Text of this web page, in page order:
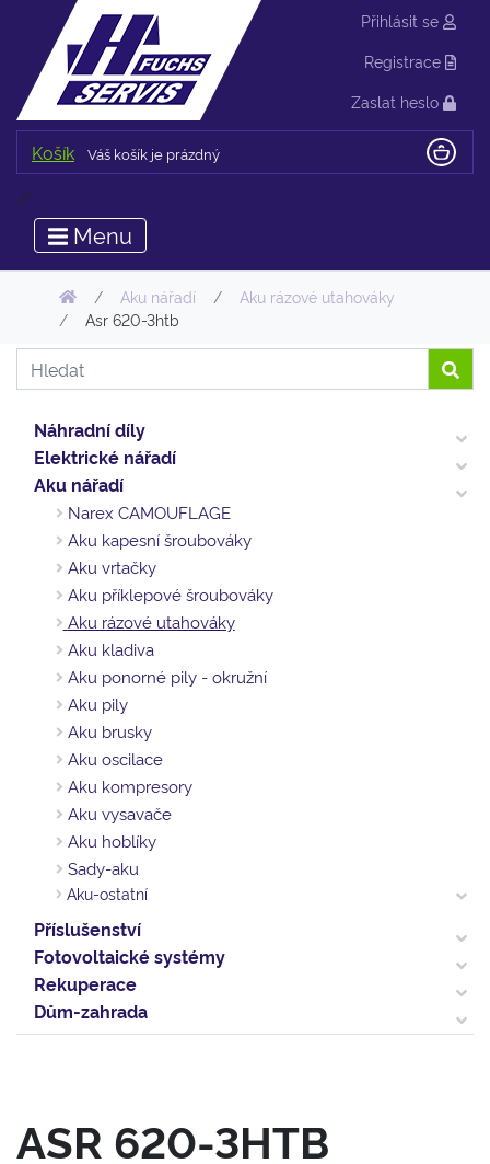
Přihlásit se
Registrace
Zaslat heslo
Košík Váš košík je prázdný
//
Menu
Aku nářadí
Aku rázové utahováky
Asr 620-3htb
Náhradní díly
Elektrické nářadí
Aku nářadí
Narex CAMOUFLAGE
Aku kapesní šroubováky
Aku vrtačky
Aku příklepové šroubováky
Aku rázové utahováky
Aku kladiva
Aku ponorné pily - okružní
Aku pily
Aku brusky
Aku oscilace
Aku kompresory
Aku vysavače
Aku hoblíky
Sady-aku
Aku-ostatní
Příslušenství
Fotovoltaické systémy
Rekuperace
Dům-zahrada
ASR 620-3HTB